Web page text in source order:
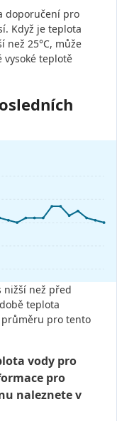
doporučení pro
Když je teplota
než 25°C, může
teplotě
nižší než před
teplota
průměru pro tento
vody pro
pro
naleznete v